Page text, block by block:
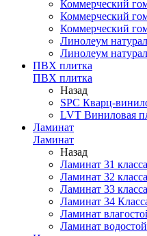
Коммерческий
Коммерческий
Коммерческий
Линолеум
Линолеум
ПВХ плитка
ПВХ плитка
Назад
SPC Кварц-
LVT Виниловая
Ламинат
Ламинат
Назад
Ламинат 31 класса
Ламинат 32 класса
Ламинат 33 класса
Ламинат 34
Ламинат
Ламинат